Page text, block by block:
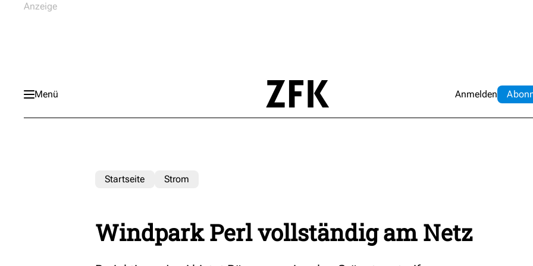
Menü Anmelden Abo
Startseite Strom
Windpark Perl vollständig am Netz